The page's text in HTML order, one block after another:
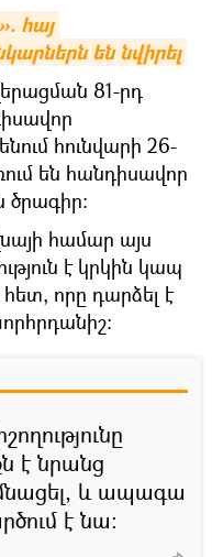
հայ
են նվիրել
81-րդ
հունվարի 26-
են հանդիսավոր
ծրագիր:
համար այս
է կրկին կապ
որը դարձել է
է նրանց
և ապագա
է նա: